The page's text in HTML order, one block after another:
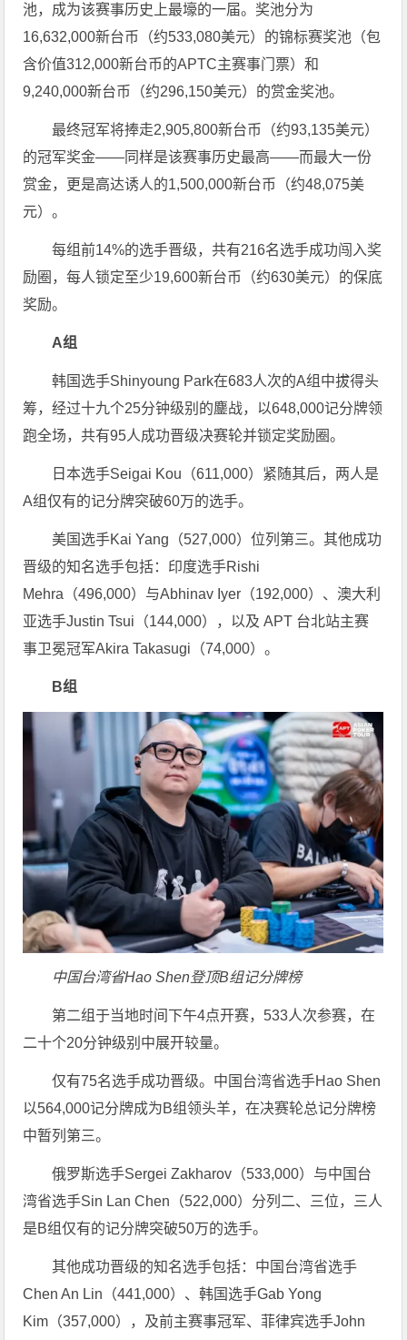
池，成为该赛事历史上最壕的一届。奖池分为
16,632,000新台币（约533,080美元）的锦标赛奖池（包
含价值312,000新台币的APTC主赛事门票）和
9,240,000新台币（约296,150美元）的赏金奖池。
最终冠军将捧走2,905,800新台币（约93,135美元）
的冠军奖金——同样是该赛事历史最高——而最大一份
赏金，更是高达诱人的1,500,000新台币（约48,075美
元）。
每组前14%的选手晋级，共有216名选手成功闯入奖
励圈，每人锁定至少19,600新台币（约630美元）的保底
奖励。
A组
韩国选手Shinyoung Park在683人次的A组中拔得头
筹，经过十九个25分钟级别的鏖战，以648,000记分牌领
跑全场，共有95人成功晋级决赛轮并锁定奖励圈。
日本选手Seigai Kou（611,000）紧随其后，两人是
A组仅有的记分牌突破60万的选手。
美国选手Kai Yang（527,000）位列第三。其他成功
晋级的知名选手包括：印度选手Rishi
Mehra（496,000）与Abhinav Iyer（192,000）、澳大利
亚选手Justin Tsui（144,000），以及 APT 台北站主赛
事卫冕冠军Akira Takasugi（74,000）。
B组
中国台湾省Hao Shen登顶B组记分牌榜
第二组于当地时间下午4点开赛，533人次参赛，在
二十个20分钟级别中展开较量。
仅有75名选手成功晋级。中国台湾省选手Hao Shen
以564,000记分牌成为B组领头羊，在决赛轮总记分牌榜
中暂列第三。
俄罗斯选手Sergei Zakharov（533,000）与中国台
湾省选手Sin Lan Chen（522,000）分列二、三位，三人
是B组仅有的记分牌突破50万的选手。
其他成功晋级的知名选手包括：中国台湾省选手
Chen An Lin（441,000）、韩国选手Gab Yong
Kim（357,000），及前主赛事冠军、菲律宾选手John